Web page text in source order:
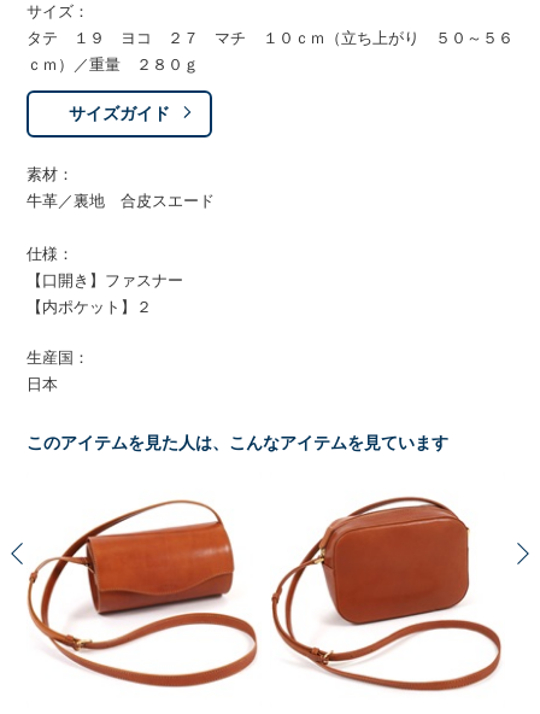
サイズ：
タテ １９ ヨコ ２７ マチ １０ｃｍ（立ち上がり ５０～５６
ｃｍ）／重量 ２８０ｇ
サイズガイド
素材：
牛革／裏地 合皮スエード
仕様：
【口開き】ファスナー
【内ポケット】２
生産国：
日本
このアイテムを見た人は、こんなアイテムを見ています